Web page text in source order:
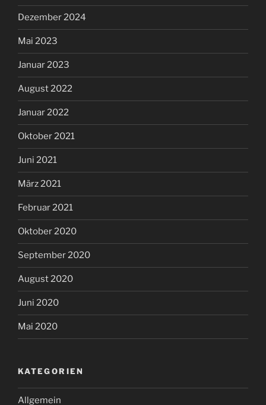
Dezember 2024
Mai 2023
Januar 2023
August 2022
Januar 2022
Oktober 2021
Juni 2021
März 2021
Februar 2021
Oktober 2020
September 2020
August 2020
Juni 2020
Mai 2020
KATEGORIEN
Allgemein